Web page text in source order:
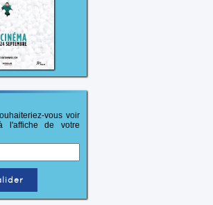
vous voir
l'affiche de votre